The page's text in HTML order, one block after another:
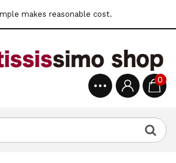
makes reasonable cost.
0
ン...